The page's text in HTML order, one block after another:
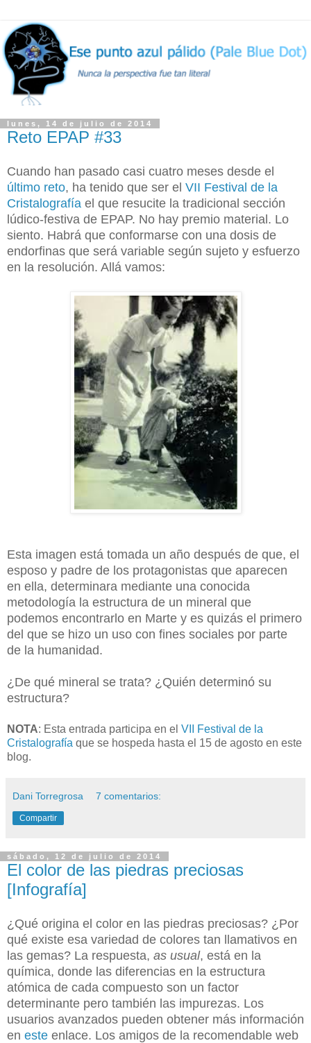
lunes, 14 de julio de 2014
Reto EPAP #33
Cuando han pasado casi cuatro meses desde el
último reto, ha tenido que ser el VII Festival de la
Cristalografía el que resucite la tradicional sección
lúdico-festiva de EPAP. No hay premio material. Lo
siento. Habrá que conformarse con una dosis de
endorfinas que será variable según sujeto y esfuerzo
en la resolución. Allá vamos:
Esta imagen está tomada un año después de que, el
esposo y padre de los protagonistas que aparecen
en ella, determinara mediante una conocida
metodología la estructura de un mineral que
podemos encontrarlo en Marte y es quizás el primero
del que se hizo un uso con fines sociales por parte
de la humanidad.
¿De qué mineral se trata? ¿Quién determinó su
estructura?
NOTA: Esta entrada participa en el VII Festival de la
Cristalografía que se hospeda hasta el 15 de agosto en este
blog.
Dani Torregrosa 7 comentarios:
Compartir
sábado, 12 de julio de 2014
El color de las piedras preciosas
[Infografía]
¿Qué origina el color en las piedras preciosas? ¿Por
qué existe esa variedad de colores tan llamativos en
las gemas? La respuesta, as usual, está en la
química, donde las diferencias en la estructura
atómica de cada compuesto son un factor
determinante pero también las impurezas. Los
usuarios avanzados pueden obtener más información
en este enlace. Los amigos de la recomendable web